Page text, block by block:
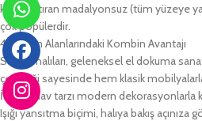
kolaylaştıran madalyonsuz (tüm yüzeye
çok popülerdir.
4. Yaşam Alanlarındaki Kombin Avantajı
Sultani halıları, geleneksel el dokuma
çeşitliliği sayesinde hem klasik
İskandinav tarzı modern dekorasyonlarla
Işığı yansıtma biçimi, halıya bakış